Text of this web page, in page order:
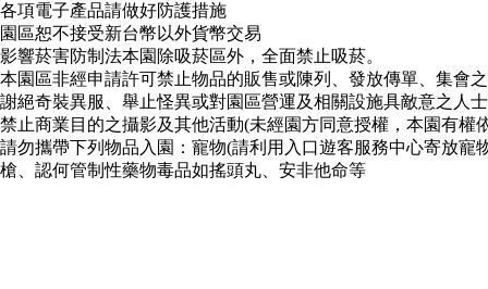
各項電子產品請做好防護措施
園區恕不接受新台幣以外貨幣交易
影響菸害防制法本園除吸菸區外，全面禁止吸菸。
本園區非經申請許可禁止物品的販售或陳列、發放傳單、集會
謝絕奇裝異服、舉止怪異或對園區營運及相關設施具敵意之人
禁止商業目的之攝影及其他活動(未經園方同意授權，本園有權
請勿攜帶下列物品入園：寵物(請利用入口遊客服務中心寄放
槍、認何管制性藥物毒品如搖頭丸、安非他命等